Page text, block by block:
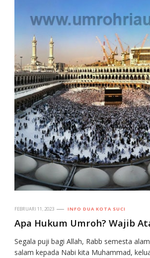
FEBRUARI 11, 2023 INFO DUA KOTA SUCI
Apa Hukum Umroh? Wajib
Segala puji bagi Allah, Rabb semesta
salam kepada Nabi kita Muhammad,